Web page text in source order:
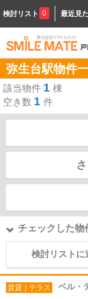
検討リスト 0 最近見
弥生台駅物件
該当物件 1 棟
空き数 1 件
チェックした物
検討リストに
賃貸｜テラス ベル・